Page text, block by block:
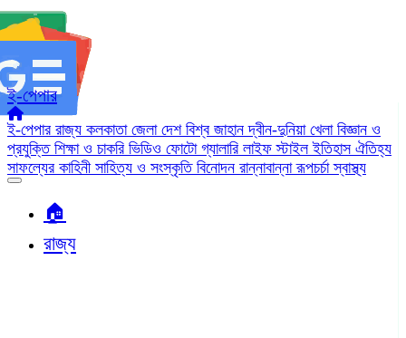
ই-পেপার
ই-পেপার রাজ্য কলকাতা জেলা দেশ বিশ্ব জাহানদ্বীন-দুনিয়া খেলা বিজ্ঞান ও
প্রযুক্তি শিক্ষা ও চাকরি ভিডিও ফোটো গ্যালারি লাইফ স্টাইলইতিহাস ঐতিহ্য
সাফল্যের কাহিনী সাহিত্য ও সংস্কৃতি বিনোদন রান্নাবান্নারূপচর্চাস্বাস্থ্য
🏠︎
রাজ্য